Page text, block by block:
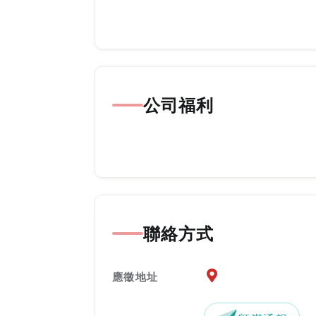
公司福利
聯絡方式
應徵地址 應徵地址地圖『另開新